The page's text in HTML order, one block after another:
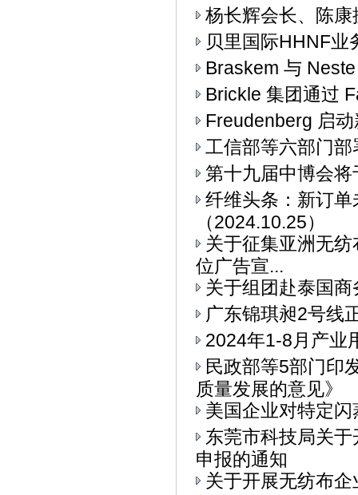
杨长辉会长、陈
贝里国际HHNF业
Braskem 与
Brickle 集团通过
Freudenberg 启
工信部等六部门
第十九届中博会
纤维头条：新订
（2024.10.25）
关于征集亚洲无
位广告宣...
关于组团赴泰国
广东锦琪昶2号线
2024年1-8月产业
民政部等5部门印
质量发展的意见》
美国企业对特定
东莞市科技局关
申报的通知
关于开展无纺布